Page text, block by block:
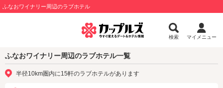
ふなおワイナリー周辺のラブホテル
検索 マイメニュー
ふなおワイナリー周辺のラブホテル一覧
半径10km圏内に15軒のラブホテルがあります